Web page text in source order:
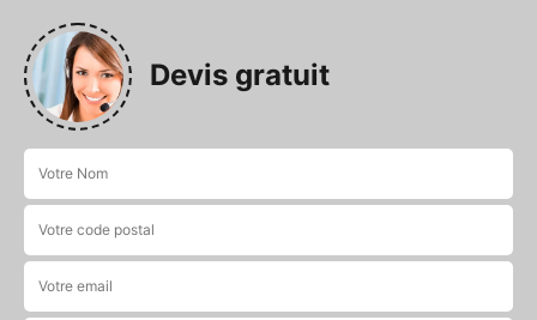
Devis gratuit